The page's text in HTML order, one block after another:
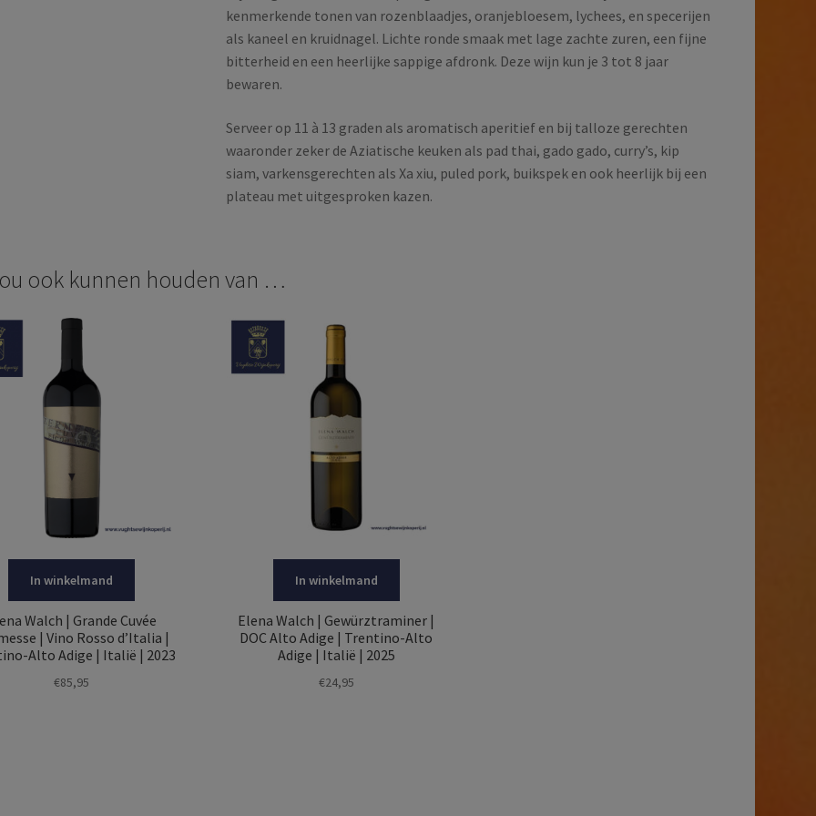
kenmerkende tonen van rozenblaadjes, oranjebloesem, lychees, en specerijen
als kaneel en kruidnagel. Lichte ronde smaak met lage zachte zuren, een fijne
bitterheid en een heerlijke sappige afdronk. Deze wijn kun je 3 tot 8 jaar
bewaren.
Serveer op 11 à 13 graden als aromatisch aperitief en bij talloze gerechten
waaronder zeker de Aziatische keuken als pad thai, gado gado, curry’s, kip
siam, varkensgerechten als Xa xiu, puled pork, buikspek en ook heerlijk bij een
plateau met uitgesproken kazen.
ook kunnen houden van …
In winkelmand
Walch | Grande Cuvée
| Vino Rosso d’Italia |
Alto Adige | Italië | 2023
€85,95
In winkelmand
Elena Walch | Gewürztraminer |
DOC Alto Adige | Trentino-Alto
Adige | Italië | 2025
€24,95